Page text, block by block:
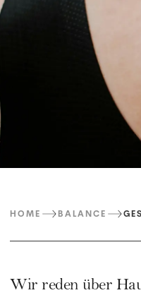
HOME BALANCE
Wir reden über